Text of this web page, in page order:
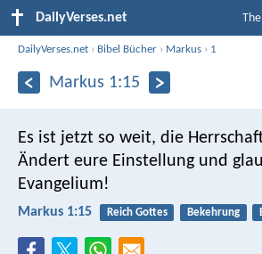
DailyVerses.net
DailyVerses.net › Bibel Bücher › Markus › 1
Markus 1:15
Es ist jetzt so weit, die
Ändert eure Einstellung und
Evangelium!
Markus 1:15 Reich Gottes Bekehrung